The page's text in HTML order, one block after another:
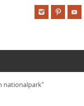
nationalpark"